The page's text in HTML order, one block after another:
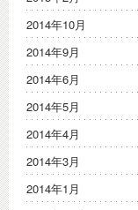
2014年10月
2014年9月
2014年6月
2014年5月
2014年4月
2014年3月
2014年1月